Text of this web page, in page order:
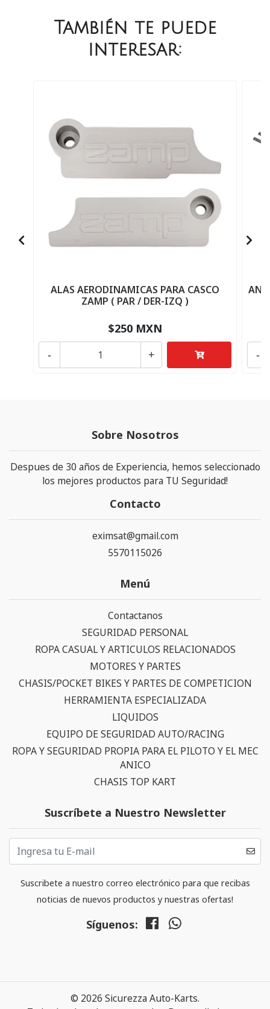
También te puede
interesar:
ALAS AERODINAMICAS PARA CASCO
ZAMP ( PAR / DER-IZQ )
$250 MXN
+
- -
Sobre Nosotros
Despues de 30 años de Experiencia, hemos seleccionado
los mejores productos para TU Seguridad!
Contacto
eximsat@gmail.com
5570115026
Menú
Contactanos
SEGURIDAD PERSONAL
ROPA CASUAL Y ARTICULOS RELACIONADOS
MOTORES Y PARTES
CHASIS/POCKET BIKES Y PARTES DE COMPETICION
HERRAMIENTA ESPECIALIZADA
LIQUIDOS
EQUIPO DE SEGURIDAD AUTO/RACING
ROPA Y SEGURIDAD PROPIA PARA EL PILOTO Y EL MEC
ANICO
CHASIS TOP KART
Suscríbete a Nuestro Newsletter
Suscribete a nuestro correo electrónico para que recibas
noticias de nuevos productos y nuestras ofertas!
Síguenos:
© 2026 Sicurezza Auto-Karts.